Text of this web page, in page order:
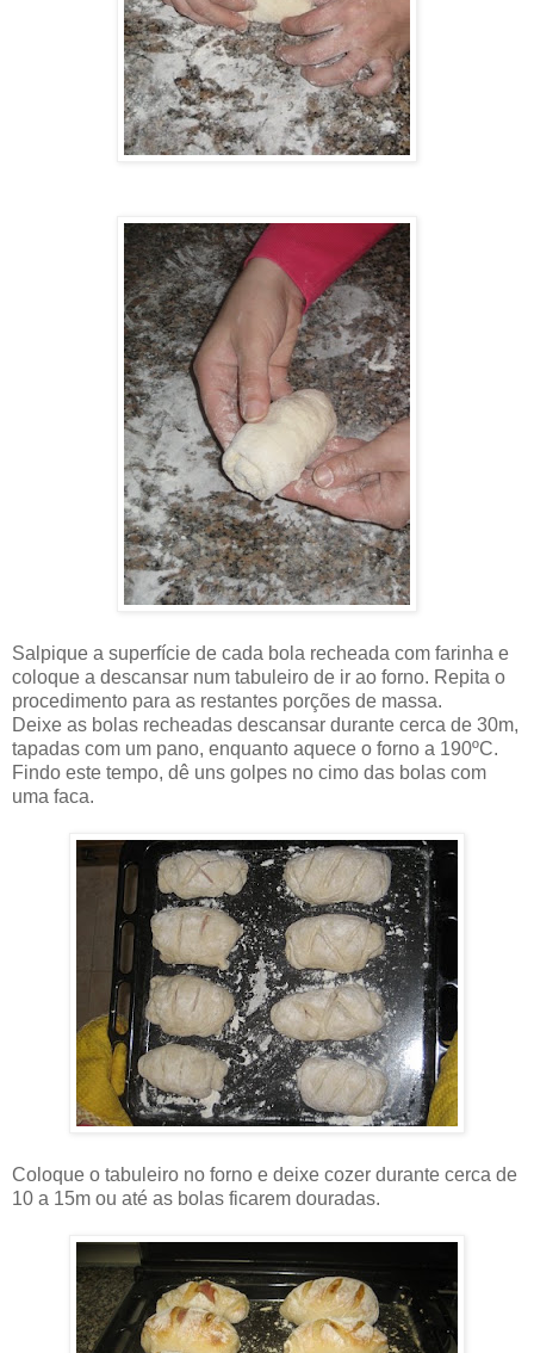
Salpique a superfície de cada bola recheada com farinha e
coloque a descansar num tabuleiro de ir ao forno. Repita o
procedimento para as restantes porções de massa.
Deixe as bolas recheadas descansar durante cerca de 30m,
tapadas com um pano, enquanto aquece o forno a 190ºC.
Findo este tempo, dê uns golpes no cimo das bolas com
uma faca.
Coloque o tabuleiro no forno e deixe cozer durante cerca de
10 a 15m ou até as bolas ficarem douradas.